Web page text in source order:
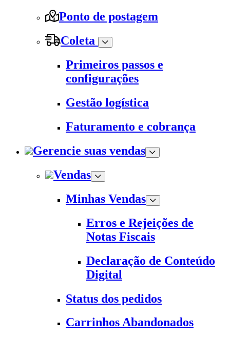
Ponto de postagem
Coleta
Primeiros passos e
configurações
Gestão logística
Faturamento e cobrança
Gerencie suas vendas
Vendas
Minhas Vendas
Erros e Rejeições de
Notas Fiscais
Declaração de Conteúdo
Digital
Status dos pedidos
Carrinhos Abandonados